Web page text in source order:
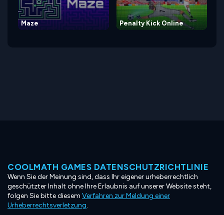
Maze Penalty Kick Online
COOLMATH GAMES DATENSCHUTZRICHTLINIE
Wenn Sie der Meinung sind, dass Ihr eigener urheberrechtlich
geschützter Inhalt ohne Ihre Erlaubnis auf unserer Website steht,
folgen Sie bitte diesem Verfahren zur Meldung einer
Urheberrechtsverletzung.